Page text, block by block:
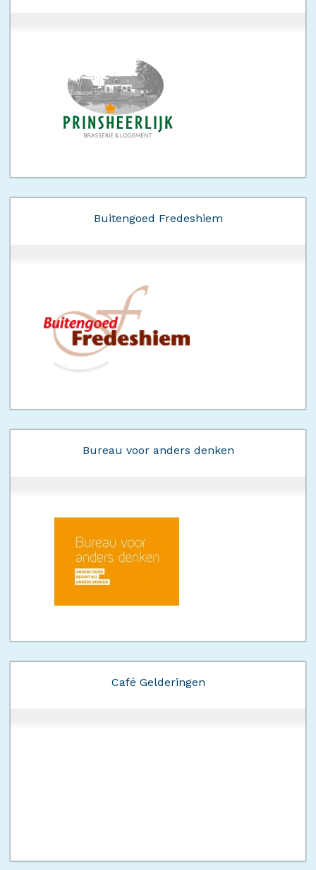
Buitengoed Fredeshiem
Bureau voor anders denken
Café Gelderingen